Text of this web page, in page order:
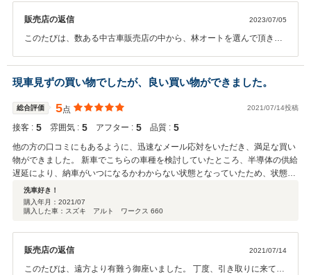
販売店の返信 2023/07/05
このたびは、数ある中古車販売店の中から、林オートを選んで頂き、
う努力してまいります。
現車見ずの買い物でしたが、良い買い物ができました。
総合評価 5点 2021/07/14投稿
接客 : 5 雰囲気 : 5 アフター : 5 品質 : 5
他の方の口コミにもあるように、迅速なメール応対をいただき、満足な買い
物ができました。 新車でこちらの車種を検討していたところ、半導体の供給
遅延により、納車がいつになるかわからない状態となっていたため、状態の
良い中古車を探して、こちらの販売店様に行きつきました。 県外登録でした
が、他販売店様の見積もりよりも諸費用が安く済み、またレーダー探知機や
ナビなどの取り付けにも快く応じていただきました。 県外購入だといろいろ
せんでした。 納車時も引き取りに伺いましたが、鳥取駅までお迎えに来てい
ただき、ありがとうございました。 また機会ありましたら宜しくお願い致し
洗車好き！
購入年月： 2021/07
購入した車：スズキ アルト ワークス 660
販売店の返信 2021/07/14
このたびは、遠方より有難う御座いました。 丁度、引き取りに来てい